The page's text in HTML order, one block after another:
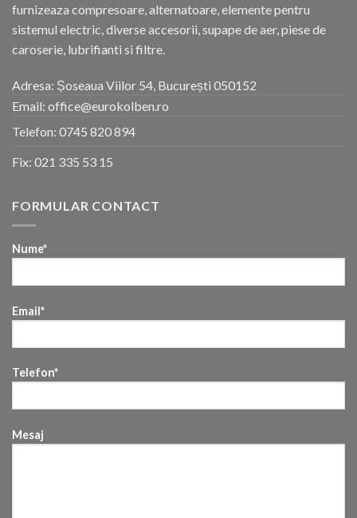
furnizeaza compresoare, alternatoare, elemente pentru
sistemul electric, diverse accesorii, supape de aer, piese de
caroserie, lubrifianti si filtre.
Adresa: Șoseaua Viilor 54, București 050152
Email: office@eurokolben.ro
Telefon: 0745 820 894
Fix: 021 335 53 15
FORMULAR CONTACT
Nume*
Email*
Telefon*
Mesaj